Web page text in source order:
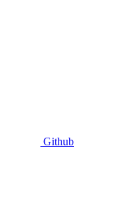
Github